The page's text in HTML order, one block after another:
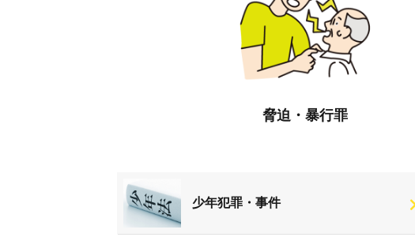
脅迫・暴行罪
少年犯罪・事件